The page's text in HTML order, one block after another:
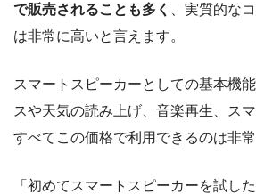
で販売されることも多く
、実質的な
は非常に高いと言えます。
スマートスピーカーとしての基本機
スや天気の読み上げ、音楽再生、ス
すべてこの価格で利用できるのは非常
「初めてスマートスピーカーを試し